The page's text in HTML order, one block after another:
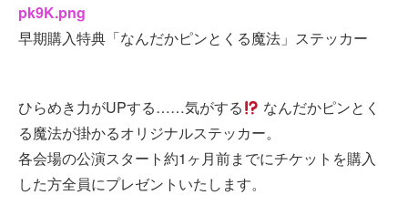
pk9K.png
早期購入特典「なんだかピンとくる魔法」ステッカー
ひらめき力がUPする……気がする
なんだかピンとく
る魔法が掛かるオリジナルステッカー。
各会場の公演スタート約1ヶ月前までにチケットを購入
した方全員にプレゼントいたします。